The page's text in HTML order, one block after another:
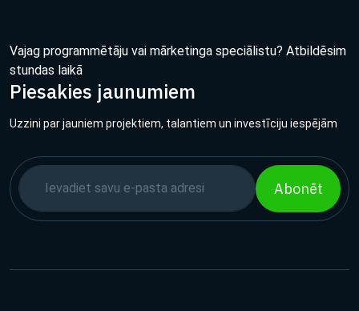
Vajag programmētāju vai mārketinga speciālistu? Atbildēsim
stundas laikā
Piesakies jaunumiem
Uzzini par jauniem projektiem, talantiem un investīciju iespējām
Abonēt